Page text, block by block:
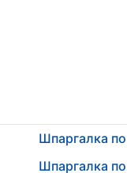
Шпаргалка
Шпаргалка